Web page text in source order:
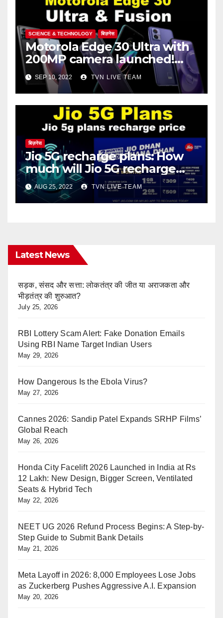
SCIENCE & TECHNOLOGY बिज़नेस
Motorola Edge 30 Ultra with
200MP camera launched!
Check out the price, features
and specifications.
SEP 10, 2022 TVN LIVE TEAM
बिज़नेस
Jio 5G recharge plans: How
much will Jio 5G recharge
cost?
AUG 25, 2022 TVN LIVE TEAM
Latest News
सड़क, संसद और सत्ता: लोकतंत्र की जीत या अराजकता और
भीड़तंत्र की शुरुआत?
July 25, 2026
RBI Lottery Scam Alert: Fake Donation Emails
Using RBI Name Target Indian Users
May 29, 2026
How Dangerous Is the Ebola Virus?
May 27, 2026
Cannes 2026: Sandip Patel Expands SRHP Films’
Global Reach
May 26, 2026
Honda City Facelift 2026 Launched in India at Rs
12 Lakh: New Design, Bigger Screen, Ventilated
Seats & Hybrid Tech
May 22, 2026
NEET UG 2026 Refund Process Begins: A Step-by-
Step Guide to Submit Bank Details
May 21, 2026
Meta Layoff in 2026: 8,000 Employees Lose Jobs
as Zuckerberg Pushes Aggressive A.I. Expansion
May 20, 2026